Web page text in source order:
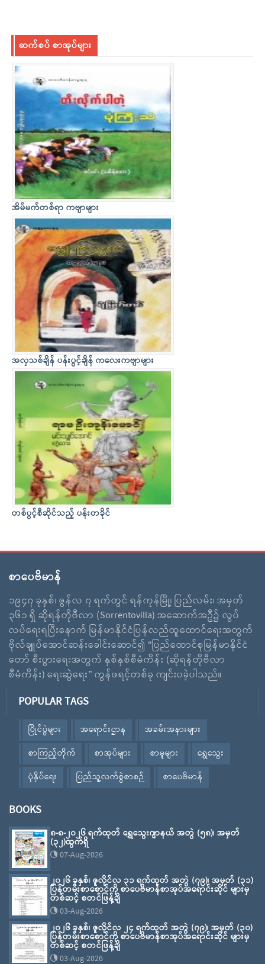
ဆက်စပ် စာအုပ်များ
အိမ်မက်တစ်ရာ ကဗျာများ
အလှသစ်ချိန် ပန်းပွင့်ချိန် ကလေးကဗျာများ
တစ်ပွင့်စီဆိုင်သည့် ပန်းတခိုင်
စာပေဗိမာန်
၁၉၄၇ ခုနှစ်၊ ဇွန်လ ၇ ရက်တွင် ရန်ကုန်မြို့၊ ပြည်လမ်း၊ အမှတ်
၃၆၁ ရှိ ဆိုရန်တိုဗီလာ (Sorrentovilla) အဆောက်အဦ၌ လွပ်
လပ်ရေးရပြီးနောက် မြန်မာနိုင်ငံပြန်လည်ထူထောင်ရေးအတွက်
ဗိုလ်ချူပ်အောင်ဆန်းခေါင်းဆောင်၍ “ပြည်ထောင်စုမြန်မာနိုင်ငံ
တော် စီးပွားရေးအတွက် နှစ်နှစ်စီမံကိန်း (ဆိုရန်တိုဗီလာ
စီမံကိန်း) ရေးဆွဲရေး” ကွန်ဖရင့်တစ်ခု ကျင်းပခဲ့ပါသည်။
POPULAR TAGS
ပြိုင်ပွဲများ အရောင်းဌာန
အခမ်းအနားများ
စာကြည့်တိုက်
စာအုပ်များ စာမူများ
ရွှေသွေး
ပုံနှိပ်ရေး
ပြည်သူ့လက်စွဲစာစဉ် စာပေဗိမာန်
BOOKS
၈-၈-၂၀၂၆ ရက်ထုတ် ရွှေသွေးဂျာနယ် အတွဲ (၅၈)၊ အမှတ်
(၃၂)ထွက်ရှိ
07-Aug-2026
၂၀၂၆ ခုနှစ်၊ ဇူလိုင်လ ၃၁ ရက်ထုတ် အတွဲ (၇၉)၊ အမှတ် (၃၁)
ပြန်တမ်းစာစောင်ကို စာပေဗိမာန်စာအုပ်အရောင်းဆိုင် များမှ
တစ်ဆင့် စတင်ဖြန့်ချိ
03-Aug-2026
၂၀၂၆ ခုနှစ်၊ ဇူလိုင်လ ၂၄ ရက်ထုတ် အတွဲ (၇၉)၊ အမှတ် (၃၀)
ပြန်တမ်းစာစောင်ကို စာပေဗိမာန်စာအုပ်အရောင်းဆိုင် များမှ
တစ်ဆင့် စတင်ဖြန့်ချိ
03-Aug-2026